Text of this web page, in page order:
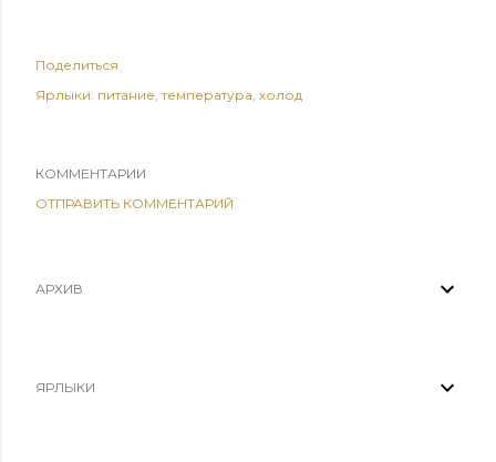
Поделиться
Ярлыки: питание температура холод
КОММЕНТАРИИ
ОТПРАВИТЬ КОММЕНТАРИЙ
АРХИВ
ЯРЛЫКИ